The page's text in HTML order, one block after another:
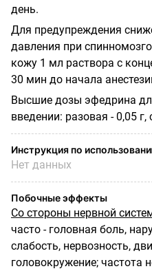
день.
Для предупреждения
давления при
кожу 1 мл раствора с
30 мин до начала
Высшие дозы эфедрина
введении: разовая - 0,05 г,
Инструкция по
Нет данных
Побочные эффекты
Со стороны нервной
часто - головная боль,
слабость, нервозность,
головокружение; частота